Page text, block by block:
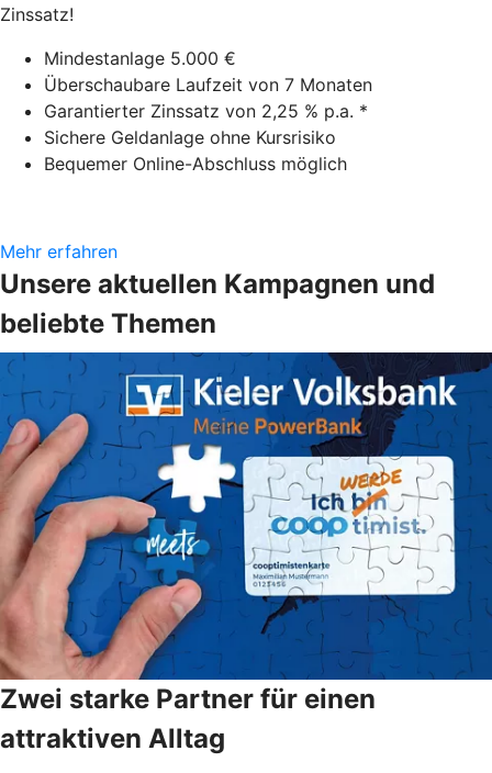
Zinssatz!
Mindestanlage 5.000 €
Überschaubare Laufzeit von 7 Monaten
Garantierter Zinssatz von 2,25 % p.a. *
Sichere Geldanlage ohne Kursrisiko
Bequemer Online-Abschluss möglich
Mehr erfahren
Unsere aktuellen Kampagnen und
beliebte Themen
Zwei starke Partner für einen
attraktiven Alltag